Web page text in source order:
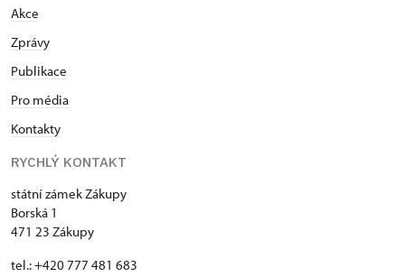
Akce
Zprávy
Publikace
Pro média
Kontakty
RYCHLÝ KONTAKT
státní zámek Zákupy
Borská 1
471 23 Zákupy
tel.: +420 777 481 683